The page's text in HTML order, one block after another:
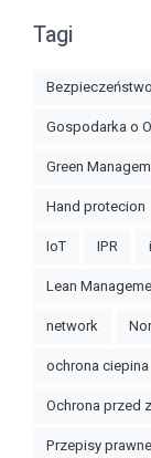
Tagi
Bezpieczeństwo
Gospodarka o
Green
Hand protecion
IoT
IPR
Lean
network
ochrona ciepina
Ochrona przed
Przepisy prawne